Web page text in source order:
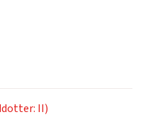
II)